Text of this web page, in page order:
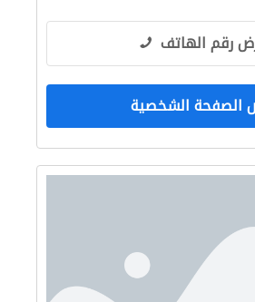
رقم الهاتف
الصفحة الشخصية